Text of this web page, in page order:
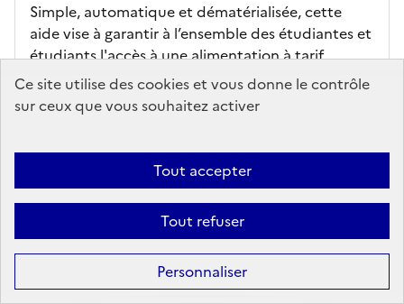
Ce site utilise des cookies et vous donne le contrôle
sur ceux que vous souhaitez activer
Tout accepter
Tout refuser
Personnaliser
Simple, automatique et dématérialisée, cette
aide vise à garantir à l’ensemble des étudiantes et
étudiants l'accès à une alimentation à tarif
modéré. Ce nouveau dispositif s'adresse aux ?...
En savoir plus...
Ajouter au panier
Aide à la restauration étudiante, l'équité
territoriale au cœur du dispositif